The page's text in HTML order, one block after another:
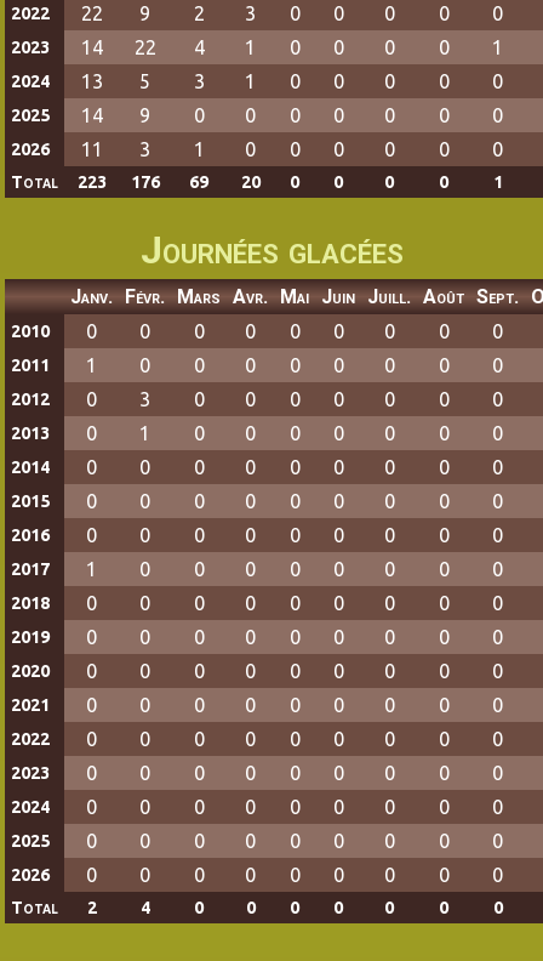
2022 22 9 2 3 0 0 0 0 0
2023 14 22 4 1 0 0 0 0 1
2024 13 5 3 1 0 0 0 0 0
2025 14 9 0 0 0 0 0 0 0
2026 11 3 1 0 0 0 0 0 0
Total 223 176 69 20 0 0 0 0 1
Journées glacées
Janv. Févr. Mars Avr. Mai Juin Juill. Août Sept.
2010 0 0 0 0 0 0 0 0 0
2011 1 0 0 0 0 0 0 0 0
2012 0 3 0 0 0 0 0 0 0
2013 0 1 0 0 0 0 0 0 0
2014 0 0 0 0 0 0 0 0 0
2015 0 0 0 0 0 0 0 0 0
2016 0 0 0 0 0 0 0 0 0
2017 1 0 0 0 0 0 0 0 0
2018 0 0 0 0 0 0 0 0 0
2019 0 0 0 0 0 0 0 0 0
2020 0 0 0 0 0 0 0 0 0
2021 0 0 0 0 0 0 0 0 0
2022 0 0 0 0 0 0 0 0 0
2023 0 0 0 0 0 0 0 0 0
2024 0 0 0 0 0 0 0 0 0
2025 0 0 0 0 0 0 0 0 0
2026 0 0 0 0 0 0 0 0 0
Total 2 4 0 0 0 0 0 0 0